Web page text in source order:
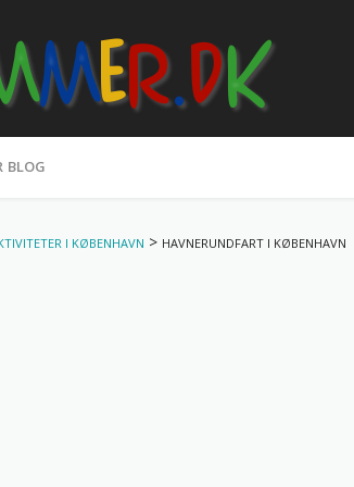
BLOG
I KØBENHAVN > HAVNERUNDFART I KØBENHAVN